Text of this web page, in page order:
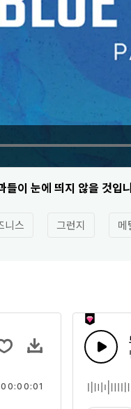
들이 눈에 띄지 않을 것
니스 그런지 메
히는 여러 사발의 효과음의 집
00:00:01